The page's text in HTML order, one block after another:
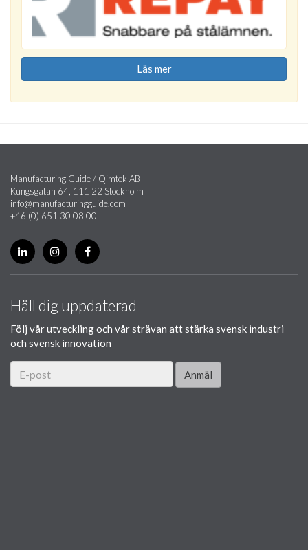
Läs mer
Manufacturing Guide / Qimtek AB
Kungsgatan 64, 111 22 Stockholm
info@manufacturingguide.com
+46 (0) 651 30 08 00
Håll dig uppdaterad
Följ vår utveckling och vår strävan att stärka svensk industri
och svensk innovation
Anmäl